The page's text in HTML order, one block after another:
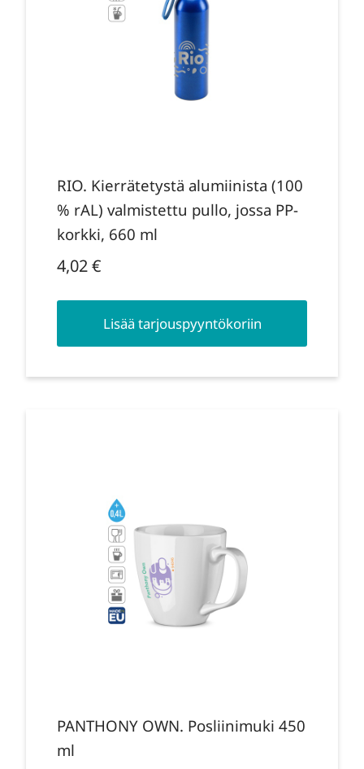
RIO. Kierrätetystä alumiinista (100
% rAL) valmistettu pullo, jossa PP-
korkki, 660 ml
4,02€
Lisää tarjouspyyntökoriin
PANTHONY OWN. Posliinimuki 450
ml